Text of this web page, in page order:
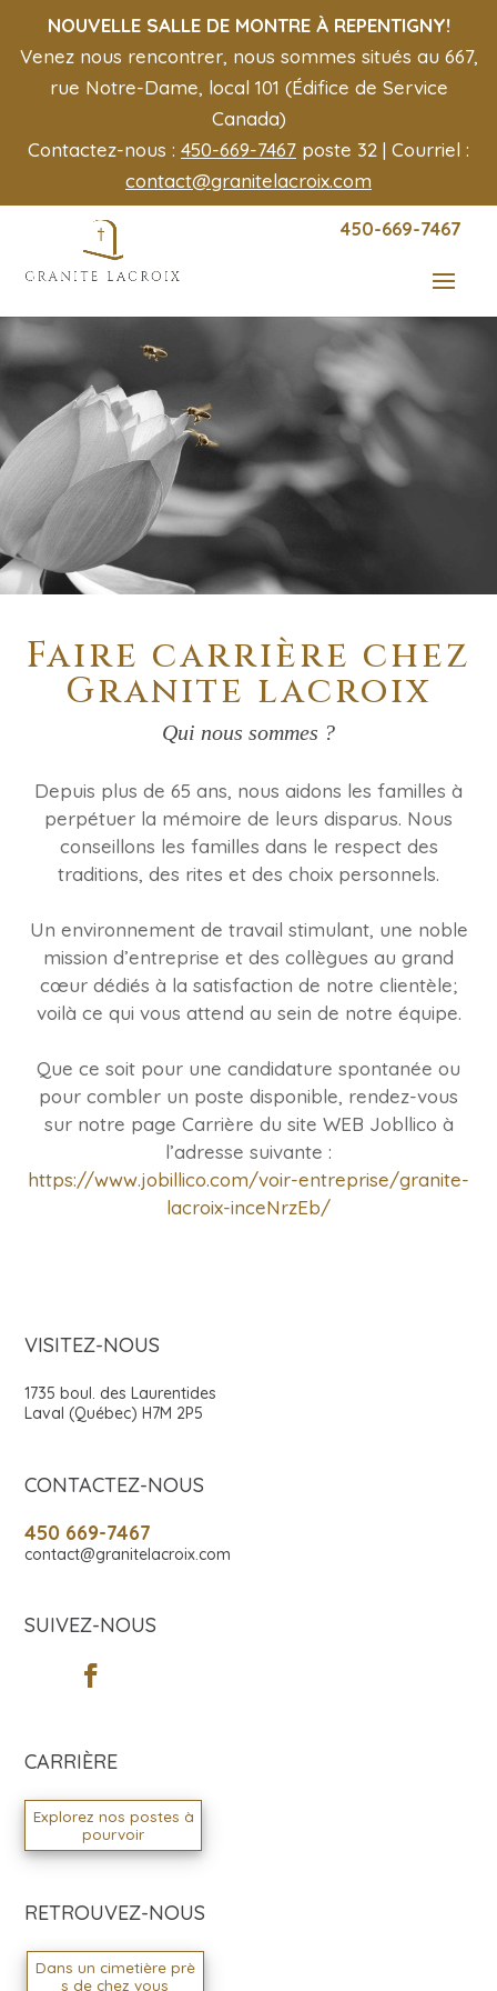
NOUVELLE SALLE DE MONTRE À REPENTIGNY!
Venez nous rencontrer, nous sommes situés au 667,
rue Notre-Dame, local 101 (Édifice de Service
Canada)
Contactez-nous : 450-669-7467 poste 32 | Courriel :
contact@granitelacroix.com
450-669-7467
Faire carrière chez
Granite lacroix
Qui nous sommes ?
Depuis plus de 65 ans, nous aidons les familles à
perpétuer la mémoire de leurs disparus. Nous
conseillons les familles dans le respect des
traditions, des rites et des choix personnels.
Un environnement de travail stimulant, une noble
mission d’entreprise et des collègues au grand
cœur dédiés à la satisfaction de notre clientèle;
voilà ce qui vous attend au sein de notre équipe.
Que ce soit pour une candidature spontanée ou
pour combler un poste disponible, rendez-vous
sur notre page Carrière du site WEB Jobllico à
l’adresse suivante :
https://www.jobillico.com/voir-entreprise/granite-
lacroix-inceNrzEb/
VISITEZ-NOUS
1735 boul. des Laurentides
Laval (Québec) H7M 2P5
CONTACTEZ-NOUS
450 669-7467
contact@granitelacroix.com
SUIVEZ-NOUS
CARRIÈRE
Explorez nos postes à
pourvoir
RETROUVEZ-NOUS
Dans un cimetière prè
s de chez vous